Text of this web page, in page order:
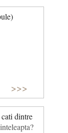
>>>
dintre